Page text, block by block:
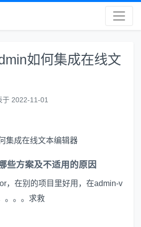
如何集成在线文
于 2022-11-01
集成在线文本编辑器
些方案及不适用的原因
，在别的项目里好用，在admin-v
。。。求救